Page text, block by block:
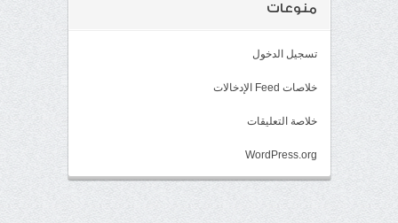
منوعات
تسجيل الدخول
خلاصات Feed الإدخالات
خلاصة التعليقات
WordPress.org